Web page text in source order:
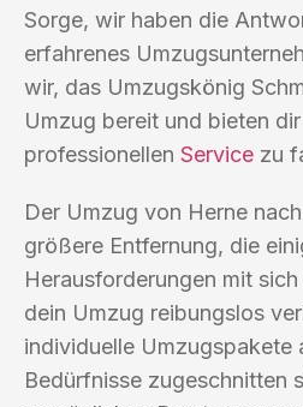
Sorge, wir haben die
erfahrenes
wir, das Umzugskönig
Umzug bereit und bieten
professionellen Service zu
Der Umzug von Herne
größere Entfernung, die
Herausforderungen mit
dein Umzug reibungslos
individuelle Umzugspakete
Bedürfnisse zugeschnitten